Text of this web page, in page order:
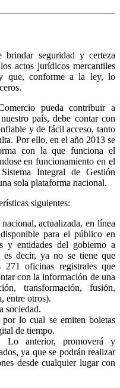
seguridad y certeza
actos jurídicos mercantiles
que, conforme a la ley, lo
pueda contribuir a
país, debe contar con
y de fácil acceso, tanto
Por ello, en el año 2013 se
con la que funciona el
en funcionamiento en el
Integral de Gestión
sola plataforma nacional.
siguientes:
actualizada, en línea
para el público en
y entidades del gobierno a
es decir, ya no se tiene que
oficinas registrales que
con la información de una
transformación, fusión,
entre otros).
sociedad.
lo cual se emiten boletas
de tiempo.
Lo anterior, promoverá y
ya que se podrán realizar
desde cualquier lugar con